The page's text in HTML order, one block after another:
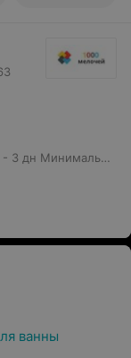
- 3 дн Минимальная сумма заказа: 50 руб.
ванны